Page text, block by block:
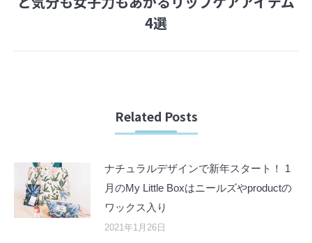
post:
4選
Related Posts
ナチュラルデザインで新年スタート！ 1
月のMy Little Boxはニールズやproductの
ワックス入り
2021年1月26日